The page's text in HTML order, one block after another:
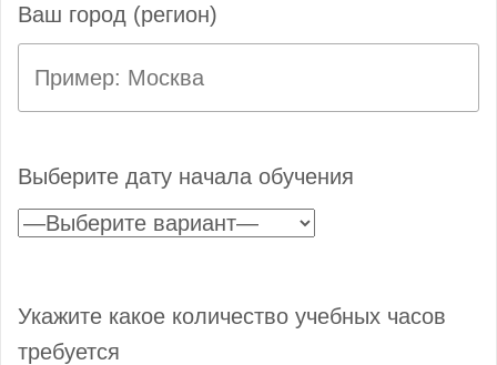
Ваш город (регион)
Выберите дату начала обучения
Укажите какое количество учебных часов
требуется